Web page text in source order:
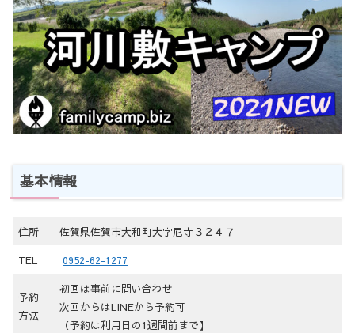
基本情報
住所 佐賀県佐賀市大和町大字尼寺３２４７
TEL 0952-62-1277
予約
方法
初回は事前に問い合わせ
次回からはLINEから予約可
（予約は利用日の1週間前まで】